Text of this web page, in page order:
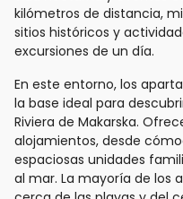
kilómetros de distancia,
sitios históricos y
excursiones de un día.
En este entorno, los
la base ideal para
Riviera de Makarska.
alojamientos, desde
espaciosas unidades
al mar. La mayoría de los